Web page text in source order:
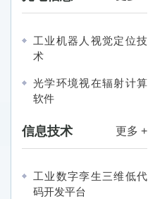
工业机器人视觉定位技
术
光学环境视在辐射计算
软件
信息技术 更多 +
工业数字孪生三维低代
码开发平台